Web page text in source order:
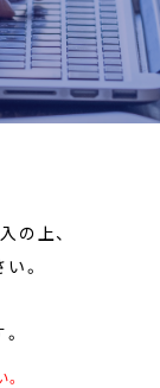
の上、
。